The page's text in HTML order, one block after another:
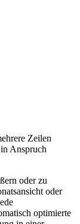
Zeilen
Anspruch
oder zu
oder
optimierte